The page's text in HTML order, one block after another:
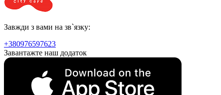
Завжди з вами на зв`язку:
+380976597623
Завантажте наш додаток